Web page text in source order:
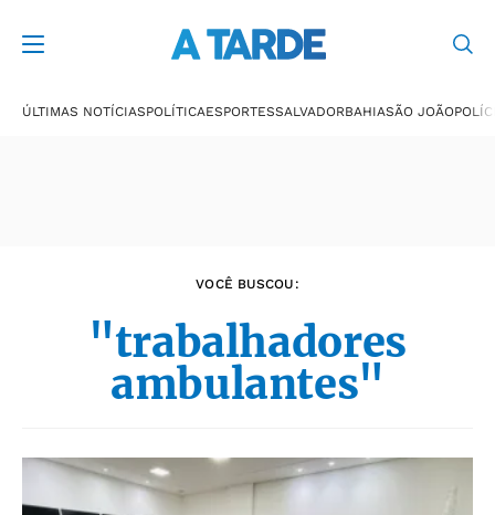
ÚLTIMAS NOTÍCIASPOLÍTICAESPORTESSALVADORBAHIASÃO JOÃO
VOCÊ BUSCOU:
"trabalhadores
ambulantes"